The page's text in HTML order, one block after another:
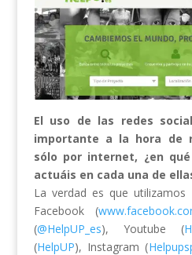
El uso de las redes
importante a la hora de
sólo por internet, ¿en
actuáis en cada una de
La verdad es que
Facebook (
(@HelpUP_es), Youtube (
(HelpUP), Instagram (